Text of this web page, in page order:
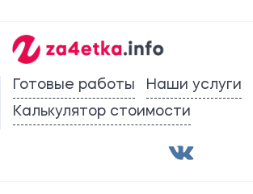
Готовые работы
Наши услуги
Калькулятор стоимости